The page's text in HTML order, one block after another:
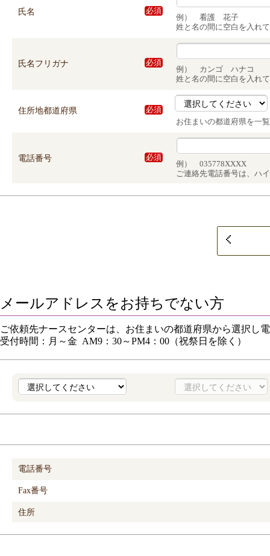
氏名 必須
例） 看護 花子
姓と名の間に空白を入れ
氏名フリガナ 必須
例） カンゴ ハナコ
姓と名の間に空白を入れ
住所地都道府県
必須
お住まいの都道府県を一
電話番号 必須
例） 035778XXXX
ご連絡先電話番号は、ハ
メールアドレスをお持ちでない方
ご依頼先ナースセンターは、お住まいの都道府県から選択し
受付時間：月～金 AM9：30～PM4：00（祝祭日を除く）
電話番号
Fax番号
住所